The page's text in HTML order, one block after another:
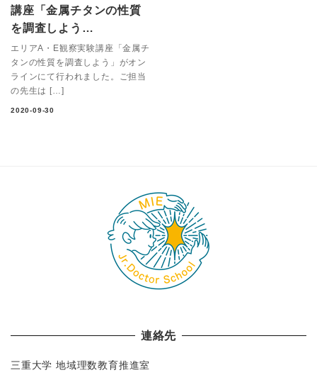
講座「金属チタンの性質
を調査しよう…
エリアA・E観察実験講座「金属チ
タンの性質を調査しよう」がオン
ラインにて行われました。ご担当
の先生は […]
2020-09-30
連絡先
三重大学 地域理数教育推進室